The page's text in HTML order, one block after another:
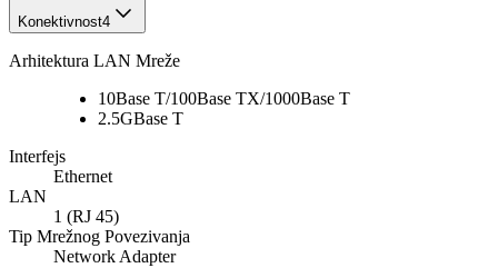
Konektivnost4
Arhitektura LAN Mreže
10Base T/100Base TX/1000Base T
2.5GBase T
Interfejs
Ethernet
LAN
1 (RJ 45)
Tip Mrežnog Povezivanja
Network Adapter